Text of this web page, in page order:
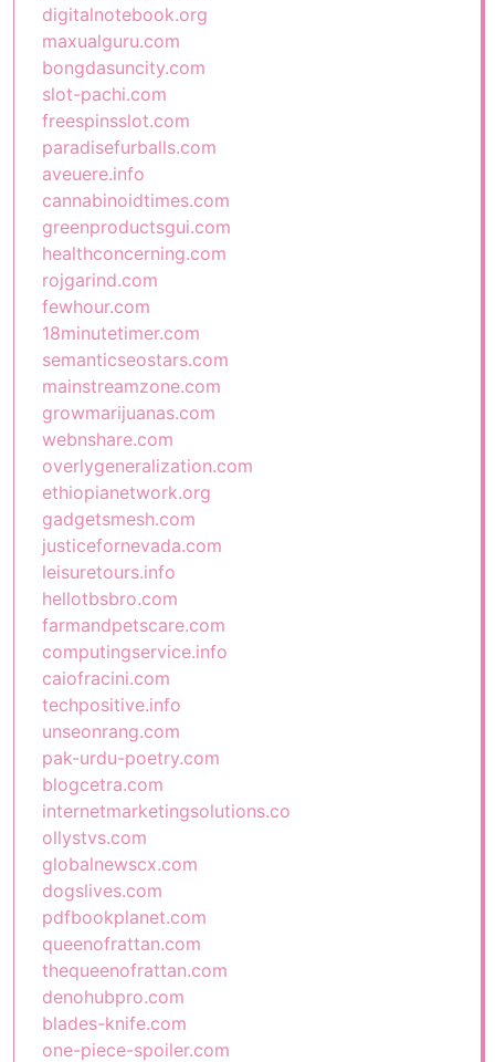
digitalnotebook.org
maxualguru.com
bongdasuncity.com
slot-pachi.com
freespinsslot.com
paradisefurballs.com
aveuere.info
cannabinoidtimes.com
greenproductsgui.com
healthconcerning.com
rojgarind.com
fewhour.com
18minutetimer.com
semanticseostars.com
mainstreamzone.com
growmarijuanas.com
webnshare.com
overlygeneralization.com
ethiopianetwork.org
gadgetsmesh.com
justicefornevada.com
leisuretours.info
hellotbsbro.com
farmandpetscare.com
computingservice.info
caiofracini.com
techpositive.info
unseonrang.com
pak-urdu-poetry.com
blogcetra.com
internetmarketingsolutions.co
ollystvs.com
globalnewscx.com
dogslives.com
pdfbookplanet.com
queenofrattan.com
thequeenofrattan.com
denohubpro.com
blades-knife.com
one-piece-spoiler.com